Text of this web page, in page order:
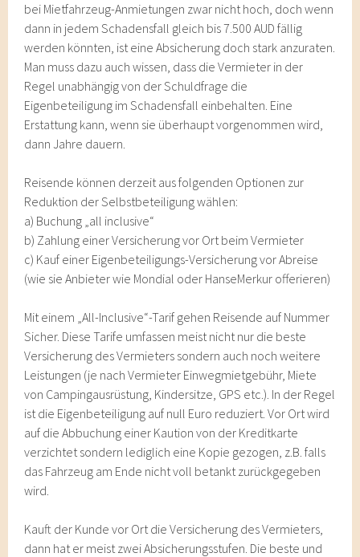
bei Mietfahrzeug-Anmietungen zwar nicht hoch, doch wenn
dann in jedem Schadensfall gleich bis 7.500 AUD fällig
werden könnten, ist eine Absicherung doch stark anzuraten.
Man muss dazu auch wissen, dass die Vermieter in der
Regel unabhängig von der Schuldfrage die
Eigenbeteiligung im Schadensfall einbehalten. Eine
Erstattung kann, wenn sie überhaupt vorgenommen wird,
dann Jahre dauern.
Reisende können derzeit aus folgenden Optionen zur
Reduktion der Selbstbeteiligung wählen:
a) Buchung „all inclusive“
b) Zahlung einer Versicherung vor Ort beim Vermieter
c) Kauf einer Eigenbeteiligungs-Versicherung vor Abreise
(wie sie Anbieter wie Mondial oder HanseMerkur offerieren)
Mit einem „All-Inclusive“-Tarif gehen Reisende auf Nummer
Sicher. Diese Tarife umfassen meist nicht nur die beste
Versicherung des Vermieters sondern auch noch weitere
Leistungen (je nach Vermieter Einwegmietgebühr, Miete
von Campingausrüstung, Kindersitze, GPS etc.). In der Regel
ist die Eigenbeteiligung auf null Euro reduziert. Vor Ort wird
auf die Abbuchung einer Kaution von der Kreditkarte
verzichtet sondern lediglich eine Kopie gezogen, z.B. falls
das Fahrzeug am Ende nicht voll betankt zurückgegeben
wird.
Kauft der Kunde vor Ort die Versicherung des Vermieters,
dann hat er meist zwei Absicherungsstufen. Die beste und